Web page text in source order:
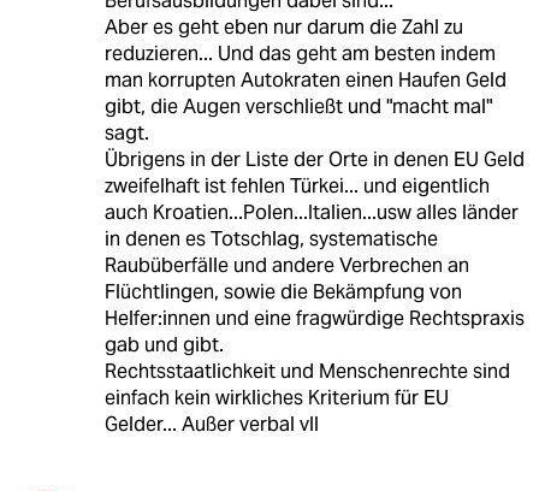
Aber es geht eben nur darum die Zahl zu
reduzieren... Und das geht am besten indem
man korrupten Autokraten einen Haufen Geld
gibt, die Augen verschließt und "macht mal"
sagt.
Übrigens in der Liste der Orte in denen EU Geld
zweifelhaft ist fehlen Türkei... und eigentlich
auch Kroatien...Polen...Italien...usw alles länder
in denen es Totschlag, systematische
Raubüberfälle und andere Verbrechen an
Flüchtlingen, sowie die Bekämpfung von
Helfer:innen und eine fragwürdige Rechtspraxis
gab und gibt.
Rechtsstaatlichkeit und Menschenrechte sind
einfach kein wirkliches Kriterium für EU
Gelder... Außer verbal vll